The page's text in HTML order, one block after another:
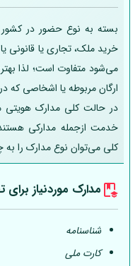
بسته به نوع حضور در کشور
خرید ملک، تجاری یا قانونی
می‌شود متفاوت است؛ لذا
ارگان مربوطه یا اشخاصی که
در حالت کلی مدارک هویتی
خدمت ازجمله مدارکی
کلی می‌توان نوع مدارک را
مدارک موردنیاز
شناسنامه
کارت ملی